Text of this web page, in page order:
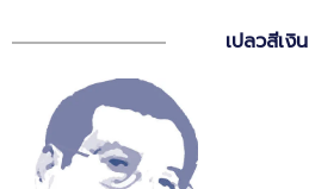
เปลวสีเงิน